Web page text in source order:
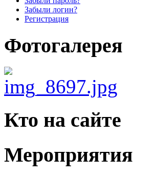
Забыли логин?
Регистрация
Фотогалерея
Кто на сайте
Мероприятия